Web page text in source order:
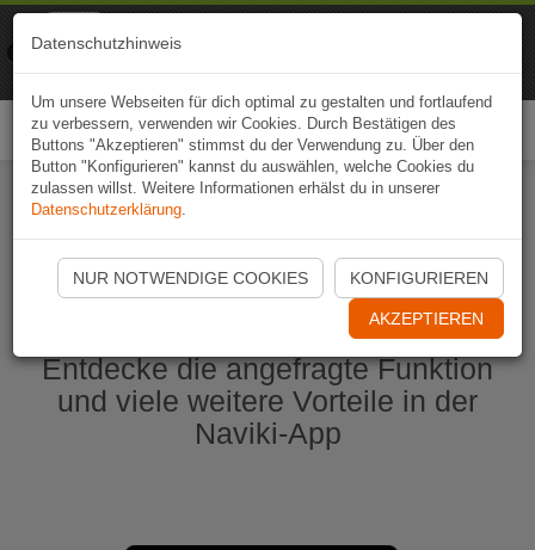
Naviki App jetzt öffnen
Entdecke die angefragte Funktion
und viele weitere Vorteile in der
Naviki-App
Datenschutzhinweis
Um unsere Webseiten für dich optimal zu gestalten und fortlaufend
zu verbessern, verwenden wir Cookies. Durch Bestätigen des
Buttons "Akzeptieren" stimmst du der Verwendung zu. Über den
Button "Konfigurieren" kannst du auswählen, welche Cookies du
zulassen willst. Weitere Informationen erhälst du in unserer
Datenschutzerklärung.
NUR NOTWENDIGE COOKIES KONFIGURIEREN
AKZEPTIEREN
Naviki